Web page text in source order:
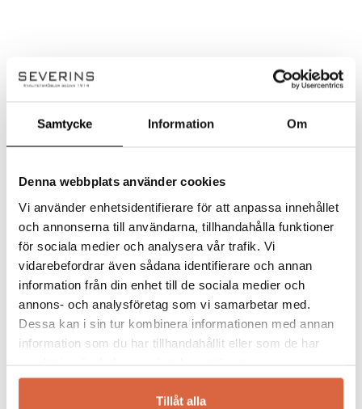
Samtycke Information Om
Denna webbplats använder cookies
Vi använder enhetsidentifierare för att anpassa innehållet
och annonserna till användarna, tillhandahålla funktioner
för sociala medier och analysera vår trafik. Vi
vidarebefordrar även sådana identifierare och annan
information från din enhet till de sociala medier och
annons- och analysföretag som vi samarbetar med.
Dessa kan i sin tur kombinera informationen med annan
information som du har tillhandahållit eller som de har
Tillåt alla
Handla smart – få 10% rabatt direkt
Rabatten dras automatiskt i kassan – inga koder behövs.
✔ Gäller på ordinarie priser
Observera!
Kan ej kombineras med andra erbjudanden eller redan nedsatta priser. Vissa
kategorier och varumärken är exkluderade. Se alla villkorhär!